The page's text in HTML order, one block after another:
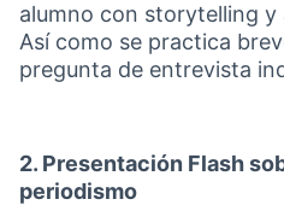
alumno con storytelling
Así como se practica
pregunta de entrevista
2. Presentación Flash
periodismo